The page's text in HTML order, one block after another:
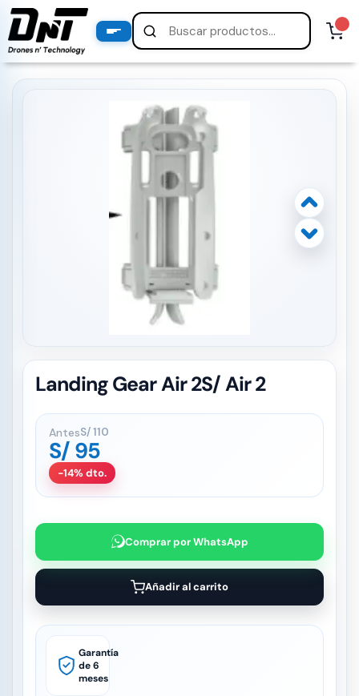
Landing Gear Air 2S/ Air 2
AntesS/110
S/ 95
-14% dto.
Comprar por WhatsApp
Añadir al carrito
Garantía
de 6
meses
PRODUCTOS
productos destacados